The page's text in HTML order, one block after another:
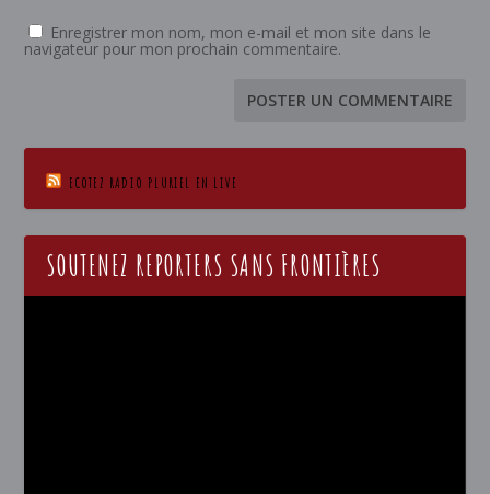
Enregistrer mon nom, mon e-mail et mon site dans le
navigateur pour mon prochain commentaire.
ECOTEZ RADIO PLURIEL EN LIVE
SOUTENEZ REPORTERS SANS FRONTIÈRES